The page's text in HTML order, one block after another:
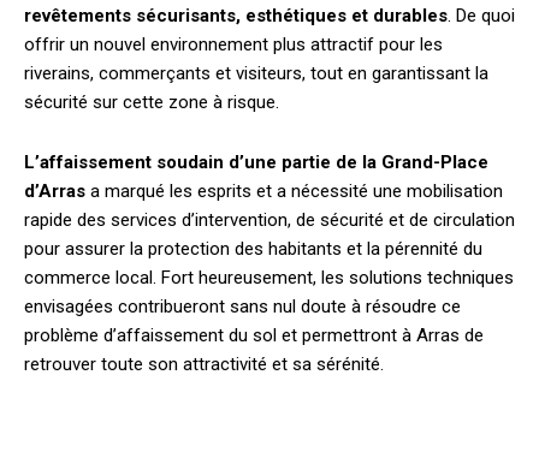
revêtements sécurisants, esthétiques et durables. De quoi
offrir un nouvel environnement plus attractif pour les
riverains, commerçants et visiteurs, tout en garantissant la
sécurité sur cette zone à risque.
L’affaissement soudain d’une partie de la Grand-Place
d’Arras a marqué les esprits et a nécessité une mobilisation
rapide des services d’intervention, de sécurité et de circulation
pour assurer la protection des habitants et la pérennité du
commerce local. Fort heureusement, les solutions techniques
envisagées contribueront sans nul doute à résoudre ce
problème d’affaissement du sol et permettront à Arras de
retrouver toute son attractivité et sa sérénité.